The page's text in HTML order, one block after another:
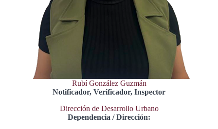
Rubí González Guzmán
Notificador, Verificador, Inspector
Dirección de Desarrollo Urbano
Dependencia / Dirección: